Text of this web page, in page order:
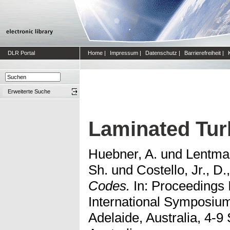
DLR Portal Home | Impressum | Datenschutz | Barrierefreiheit |
Erweiterte Suche
Laminated
Huebner, A. und
Sh. und Costello, Jr.,
Codes. In: Proceedings
International
Adelaide, Australia, 4-9